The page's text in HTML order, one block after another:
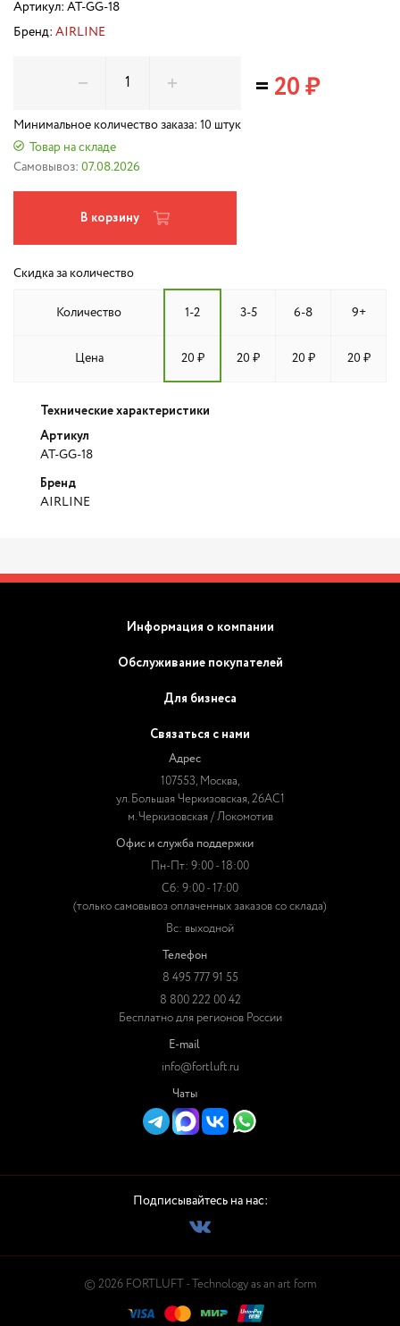
Артикул: AT-GG-18
Бренд: AIRLINE
Минимальное количество заказа: 10 штук
Товар на складе
Самовывоз: 07.08.2026
=20 ₽
В корзину
Скидка за количество
Количество 1-2 3-5 6-8 9+
Цена 20 ₽ 20 ₽ 20 ₽ 20 ₽
Технические характеристики
Артикул
AT-GG-18
Бренд
AIRLINE
Информация о компании
Обслуживание покупателей
Для бизнеса
Связаться с нами
Адрес
107553, Москва,
ул. Большая Черкизовская, 26АС1
м. Черкизовская / Локомотив
Офис и служба поддержки
Пн-Пт: 9:00 - 18:00
Сб: 9:00 - 17:00
(только самовывоз оплаченных заказов со склада)
Вс: выходной
Телефон
8 495 777 91 55
8 800 222 00 42
Бесплатно для регионов России
E-mail
info@fortluft.ru
Чаты
Подписывайтесь на нас:
© 2026 FORTLUFT - Technology as an art form